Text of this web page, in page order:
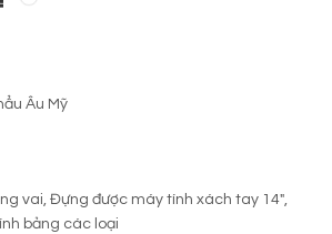
Âu Mỹ
vai, Đựng được máy tính xách tay 14″,
bảng các loại